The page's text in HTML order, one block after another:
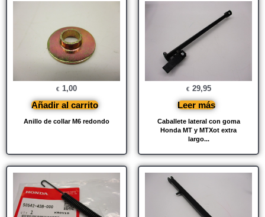
Anillo de collar M6 redondo
€ 1,00
Añadir al carrito
Caballete lateral con goma
Honda MT y MTXot extra
largo...
€ 29,95
Leer más